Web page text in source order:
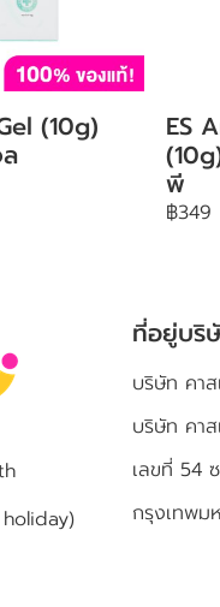
(10g)
ES
พี
฿349
ที่อยู่บริ
บริษัท คา
บริษัท คา
เลขที่ 54
กรุงเทพม